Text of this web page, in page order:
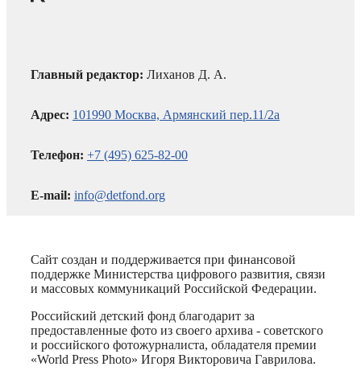
Главный редактор: Лиханов Д. А.
Адрес: 101990 Москва, Армянский пер.11/2а
Телефон: +7 (495) 625-82-00
E-mail: info@detfond.org
Сайт создан и поддерживается при финансовой
поддержке Министерства цифрового развития, связи
и массовых коммуникаций Российской Федерации.
Российский детский фонд благодарит за
предоставленные фото из своего архива - советского
и российского фотожурналиста, обладателя премии
«World Press Photo» Игоря Викторовича Гаврилова.